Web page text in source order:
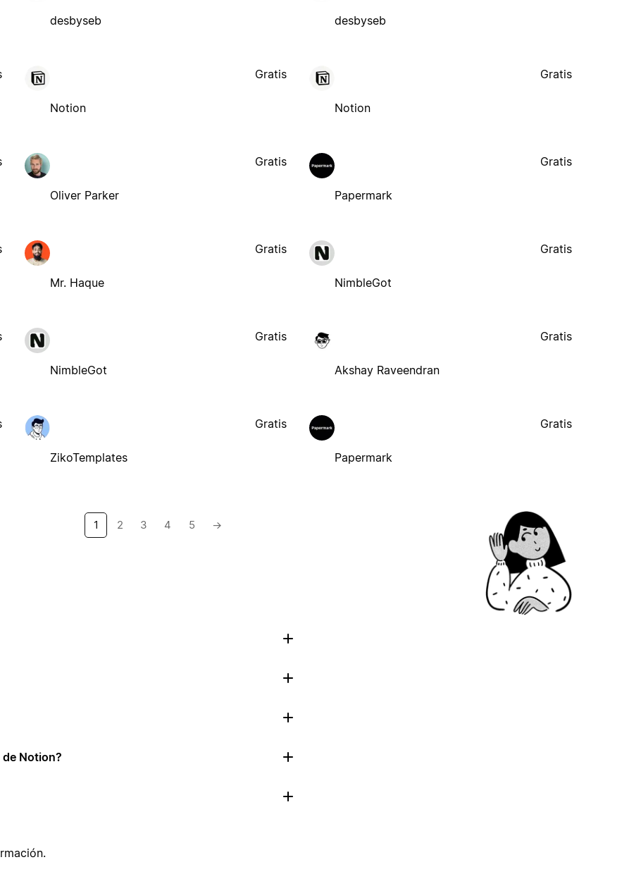
desbyseb desbyseb
Notion
Gratis
Notion
Gratis
Oliver Parker
Gratis
Papermark
Gratis
Mr. Haque
Gratis
NimbleGot
Gratis
NimbleGot
Gratis
Akshay Raveendran
Gratis
ZikoTemplates
Gratis
Papermark
Gratis
1 2 3 4 5 →
Notion?